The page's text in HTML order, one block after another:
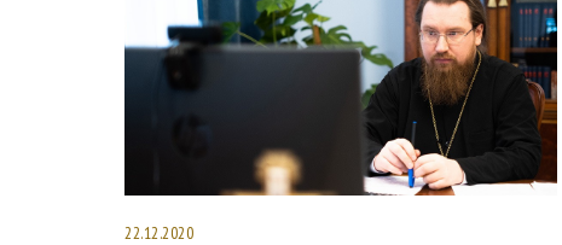
22.12.2020